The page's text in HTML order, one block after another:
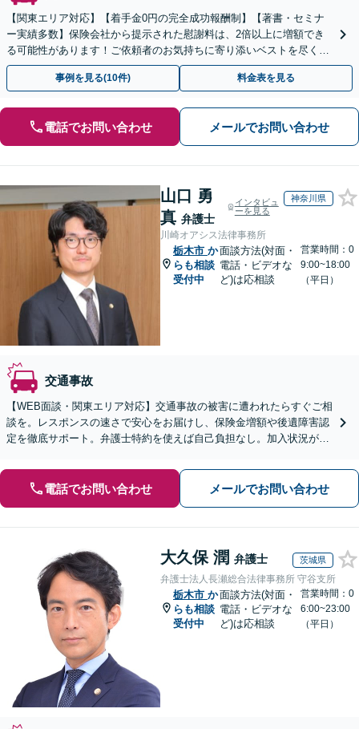
【関東エリア対応】【着手金0円の完全成功報酬制】【著書・セミナ
ー実績多数】保険会社から提示された慰謝料は、2倍以上に増額でき
る可能性があります！ご依頼者のお気持ちに寄り添いベストを尽くし
ますので、まずはご相談ください【初回面談30分無料】
事例を見る(10件) 料金表を見る
電話でお問い合わせ メールでお問い合わせ
山口 勇
真 弁護士
インタビュ
ーを見る
神奈川県
川崎オアシス法律事務所
栃木市 か
らも相談
受付中
面談方法(対面・
電話・ビデオな
ど)は応相談
営業時間：0
9:00~18:00
（平日）
交通事故
【WEB面談・関東エリア対応】交通事故の被害に遭われたらすぐご相
談を。レスポンスの速さで安心をお届けし、保険金増額や後遺障害認
定を徹底サポート。弁護士特約を使えば自己負担なし。加入状況が分
電話でお問い合わせ メールでお問い合わせ
大久保 潤 弁護士 茨城県
弁護士法人長瀬総合法律事務所 守谷支所
栃木市 か
らも相談
受付中
面談方法(対面・
電話・ビデオな
ど)は応相談
営業時間：0
6:00~23:00
（平日）